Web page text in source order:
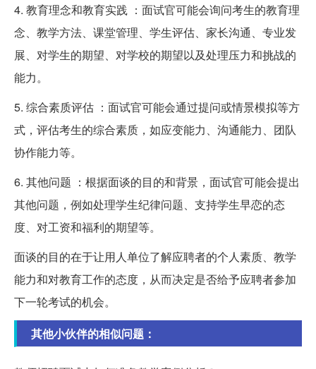
4. 教育理念和教育实践 ：面试官可能会询问考生的教育理
念、教学方法、课堂管理、学生评估、家长沟通、专业发
展、对学生的期望、对学校的期望以及处理压力和挑战的
能力。
5. 综合素质评估 ：面试官可能会通过提问或情景模拟等方
式，评估考生的综合素质，如应变能力、沟通能力、团队
协作能力等。
6. 其他问题 ：根据面谈的目的和背景，面试官可能会提出
其他问题，例如处理学生纪律问题、支持学生早恋的态
度、对工资和福利的期望等。
面谈的目的在于让用人单位了解应聘者的个人素质、教学
能力和对教育工作的态度，从而决定是否给予应聘者参加
下一轮考试的机会。
其他小伙伴的相似问题：